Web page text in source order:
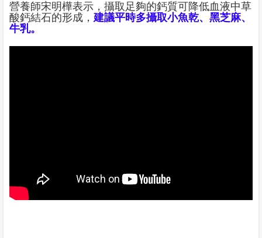
營養師宋明樺表示，攝取足夠的鈣質可降低血液中草
酸鈣結石的形成， 建議平時多攝取小魚乾、黑芝麻、
牛乳。